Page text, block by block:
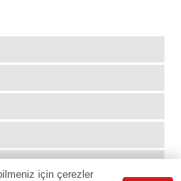
için çerezler